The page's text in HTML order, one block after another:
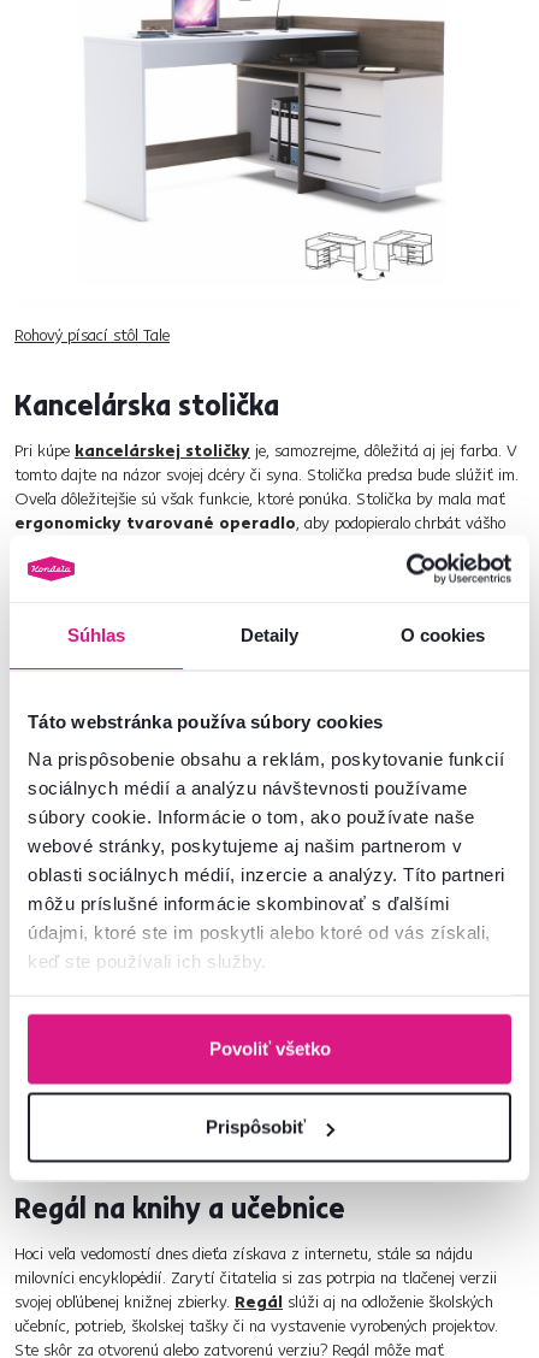
Súhlas Detaily O cookies
Táto webstránka používa súbory cookies
Na prispôsobenie obsahu a reklám, poskytovanie funkcií
sociálnych médií a analýzu návštevnosti používame
súbory cookie. Informácie o tom, ako používate naše
webové stránky, poskytujeme aj našim partnerom v
oblasti sociálnych médií, inzercie a analýzy. Títo partneri
môžu príslušné informácie skombinovať s ďalšími
údajmi, ktoré ste im poskytli alebo ktoré od vás získali,
keď ste používali ich služby.
Povoliť všetko
Prispôsobiť
Rohový písací stôl Tale
Kancelárska stolička
Pri kúpe kancelárskej stoličky je, samozrejme, dôležitá aj jej farba. V
tomto dajte na názor svojej dcéry či syna. Stolička predsa bude slúžiť im.
Oveľa dôležitejšie sú však funkcie, ktoré ponúka. Stolička by mala mať
ergonomicky tvarované operadlo, aby podopieralo chrbát vášho
výšky sedadla
. Dieťa by pri sedení malo mať nohy chodidlami na zemi
dieťaťu sedieť pohodlne a dočiahnuť na zem. Toto je častý jav, ak dieťaťu
zaobstaráte stoličku pre dospelých. Úplne najlepšie riešenie je
Regál na knihy a učebnice
Hoci veľa vedomostí dnes dieťa získava z internetu, stále sa nájdu
milovníci encyklopédií. Zarytí čitatelia si zas potrpia na tlačenej verzii
svojej obľúbenej knižnej zbierky. Regál slúži aj na odloženie školských
učebníc, potrieb, školskej tašky či na vystavenie vyrobených projektov.
Ste skôr za otvorenú alebo zatvorenú verziu? Regál môže mať